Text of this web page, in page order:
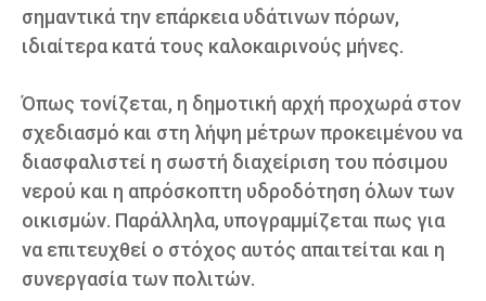
σημαντικά την επάρκεια υδάτινων πόρων,
ιδιαίτερα κατά τους καλοκαιρινούς μήνες.
Όπως τονίζεται, η δημοτική αρχή προχωρά στον
σχεδιασμό και στη λήψη μέτρων προκειμένου να
διασφαλιστεί η σωστή διαχείριση του πόσιμου
νερού και η απρόσκοπτη υδροδότηση όλων των
οικισμών. Παράλληλα, υπογραμμίζεται πως για
να επιτευχθεί ο στόχος αυτός απαιτείται και η
συνεργασία των πολιτών.